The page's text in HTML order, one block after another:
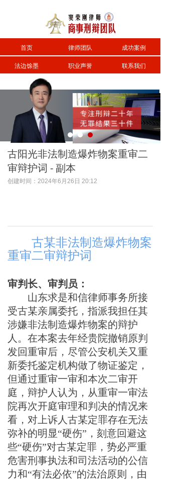
首页 律师团队 成功案例
法边馀墨 职业声誉 联系我们
古阳光非法制造爆炸物案重审二
审辩护词 - 副本
创建时间： 2024年6月26日 20:12
古某非法制造爆炸物案
重审二审辩护词
审判长、 审判员 ：
山东求是和信律师事务所接
受古某亲属委托，指派我担任其
涉嫌非法制造爆炸物案的辩护
人。 在本案去年经贵院撤销原判
发回重审后，尽管公安机关又重
新委托鉴定机构做了物证鉴定，
但通过重审一审和本次二审开
庭，辩护人认为，从重审一审法
院再次开庭审理和判决的情况来
看，对上诉人古某定罪存在无法
弥补的明显“硬伤” ，刻意回避这
些“硬伤”对古某定罪，势必严重
危害刑事执法和司法活动的公信
力和“有法必依”的法治原则， 由